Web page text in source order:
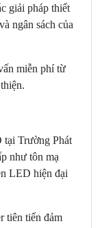
giải pháp thiết
ngân sách của
miễn phí từ
tại Trường Phát
như tôn mạ
LED hiện đại
tiên tiến đảm